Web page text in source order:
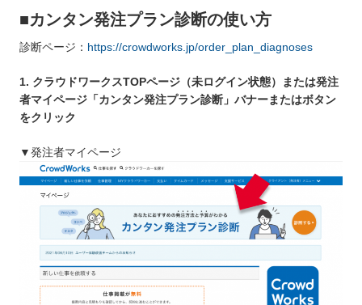
■カンタン発注プラン診断の使い方
診断ページ： https://crowdworks.jp/order_plan_diagnoses
1. クラウドワークスTOPページ（未ログイン状態）または発注
者マイページ「カンタン発注プラン診断」バナーまたはボタン
をクリック
▼発注者マイページ